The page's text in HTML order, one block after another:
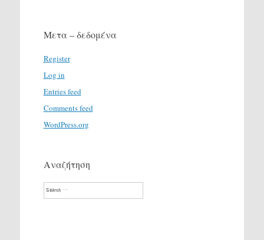
Μετα – δεδομένα
Register
Log in
Entries feed
Comments feed
WordPress.org
Αναζήτηση
Search